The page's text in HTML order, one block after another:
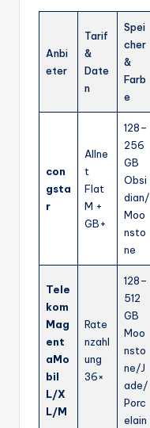
Anbi
eter
Tarif
&
Date
n
Spei
cher
&
Farb
e
con
gsta
r
Allne
t
Flat
M +
GB+
128–
256
GB
Obsi
dian/
Moo
nsto
ne
Tele
kom
Mag
ent
aMo
bil
L/X
L/M
Rate
nzahl
ung
36×
128–
512
GB
Moo
nsto
ne/J
ade/
Porc
elain